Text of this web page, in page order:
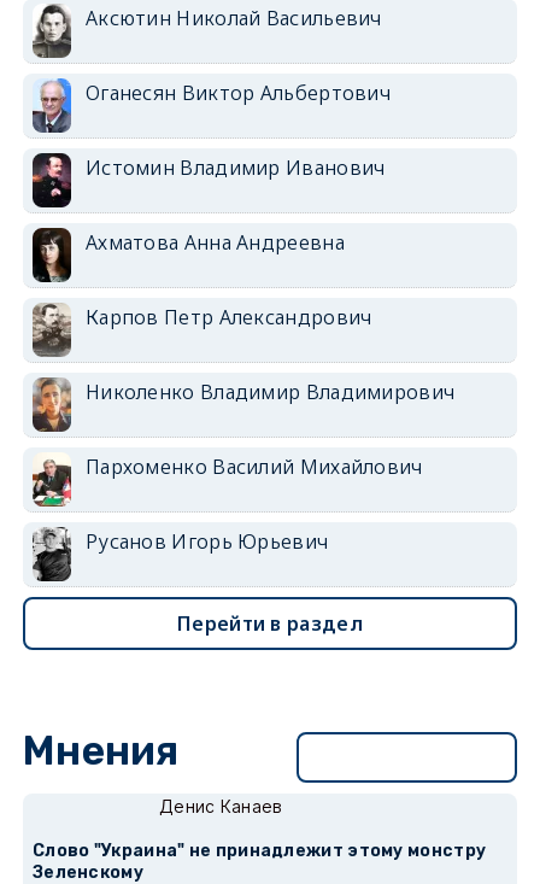
Аксютин Николай Васильевич
Оганесян Виктор Альбертович
Истомин Владимир Иванович
Ахматова Анна Андреевна
Карпов Петр Александрович
Николенко Владимир Владимирович
Пархоменко Василий Михайлович
Русанов Игорь Юрьевич
Перейти в раздел
Мнения
Денис Канаев
Слово "Украина" не принадлежит этому монстру
Зеленскому